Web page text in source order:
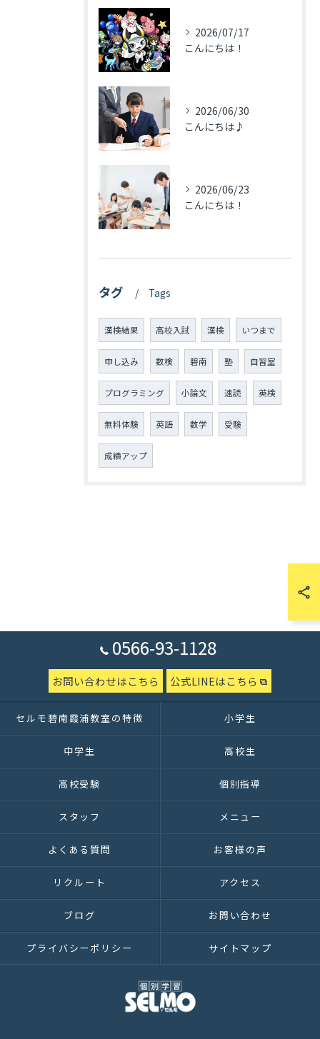
2026/07/17
こんにちは！
2026/06/30
こんにちは♪
2026/06/23
こんにちは！
タグ Tags
漢検結果 高校入試 漢検 いつまで
申し込み 数検 碧南 塾 自習室
プログラミング 小論文 速読 英検
無料体験 英語 数学 受験
成績アップ
0566-93-1128
お問い合わせはこちら 公式LINEはこちら
セルモ碧南霞浦教室の特徴 小学生
中学生 高校生
高校受験 個別指導
スタッフ メニュー
よくある質問 お客様の声
リクルート アクセス
ブログ お問い合わせ
プライバシーポリシー サイトマップ